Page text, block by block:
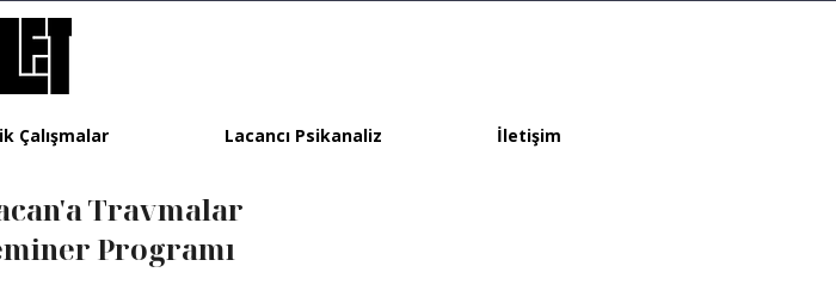
Çalışmalar Lacancı Psikanaliz İletişim
Travmalar
Programı